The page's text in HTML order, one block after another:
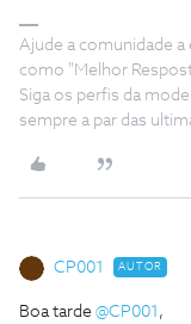
Ajude a comunidade
como "Melhor
Siga os perfis da
sempre a par das
CP001 AUTOR
Boa tarde ​ @CP001 ,